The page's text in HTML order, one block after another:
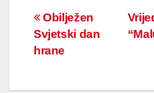
Navigacija
članaka
Obilježen
Svjetski dan
hrane